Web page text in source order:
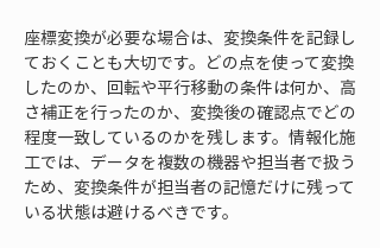
座標変換が必要な場合は、変換条件を記録し
ておくことも大切です。どの点を使って変換
したのか、回転や平行移動の条件は何か、高
さ補正を行ったのか、変換後の確認点でどの
程度一致しているのかを残します。情報化施
工では、データを複数の機器や担当者で扱う
ため、変換条件が担当者の記憶だけに残って
いる状態は避けるべきです。